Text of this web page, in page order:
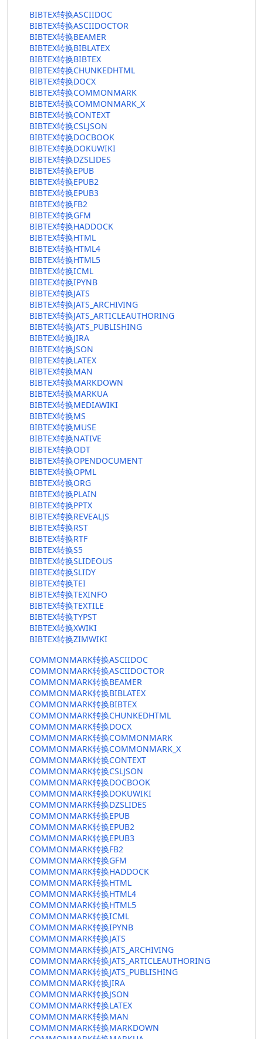
BIBTEX转换ASCIIDOC
BIBTEX转换ASCIIDOCTOR
BIBTEX转换BEAMER
BIBTEX转换BIBLATEX
BIBTEX转换BIBTEX
BIBTEX转换CHUNKEDHTML
BIBTEX转换DOCX
BIBTEX转换COMMONMARK
BIBTEX转换COMMONMARK_X
BIBTEX转换CONTEXT
BIBTEX转换CSLJSON
BIBTEX转换DOCBOOK
BIBTEX转换DOKUWIKI
BIBTEX转换DZSLIDES
BIBTEX转换EPUB
BIBTEX转换EPUB2
BIBTEX转换EPUB3
BIBTEX转换FB2
BIBTEX转换GFM
BIBTEX转换HADDOCK
BIBTEX转换HTML
BIBTEX转换HTML4
BIBTEX转换HTML5
BIBTEX转换ICML
BIBTEX转换IPYNB
BIBTEX转换JATS
BIBTEX转换JATS_ARCHIVING
BIBTEX转换JATS_ARTICLEAUTHORING
BIBTEX转换JATS_PUBLISHING
BIBTEX转换JIRA
BIBTEX转换JSON
BIBTEX转换LATEX
BIBTEX转换MAN
BIBTEX转换MARKDOWN
BIBTEX转换MARKUA
BIBTEX转换MEDIAWIKI
BIBTEX转换MS
BIBTEX转换MUSE
BIBTEX转换NATIVE
BIBTEX转换ODT
BIBTEX转换OPENDOCUMENT
BIBTEX转换OPML
BIBTEX转换ORG
BIBTEX转换PLAIN
BIBTEX转换PPTX
BIBTEX转换REVEALJS
BIBTEX转换RST
BIBTEX转换RTF
BIBTEX转换S5
BIBTEX转换SLIDEOUS
BIBTEX转换SLIDY
BIBTEX转换TEI
BIBTEX转换TEXINFO
BIBTEX转换TEXTILE
BIBTEX转换TYPST
BIBTEX转换XWIKI
BIBTEX转换ZIMWIKI
COMMONMARK转换ASCIIDOC
COMMONMARK转换ASCIIDOCTOR
COMMONMARK转换BEAMER
COMMONMARK转换BIBLATEX
COMMONMARK转换BIBTEX
COMMONMARK转换CHUNKEDHTML
COMMONMARK转换DOCX
COMMONMARK转换COMMONMARK
COMMONMARK转换COMMONMARK_X
COMMONMARK转换CONTEXT
COMMONMARK转换CSLJSON
COMMONMARK转换DOCBOOK
COMMONMARK转换DOKUWIKI
COMMONMARK转换DZSLIDES
COMMONMARK转换EPUB
COMMONMARK转换EPUB2
COMMONMARK转换EPUB3
COMMONMARK转换FB2
COMMONMARK转换GFM
COMMONMARK转换HADDOCK
COMMONMARK转换HTML
COMMONMARK转换HTML4
COMMONMARK转换HTML5
COMMONMARK转换ICML
COMMONMARK转换IPYNB
COMMONMARK转换JATS
COMMONMARK转换JATS_ARCHIVING
COMMONMARK转换JATS_ARTICLEAUTHORING
COMMONMARK转换JATS_PUBLISHING
COMMONMARK转换JIRA
COMMONMARK转换JSON
COMMONMARK转换LATEX
COMMONMARK转换MAN
COMMONMARK转换MARKDOWN